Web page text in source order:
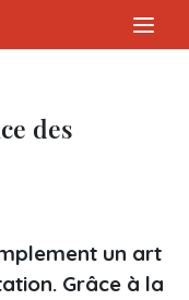
des
un art
Grâce à la